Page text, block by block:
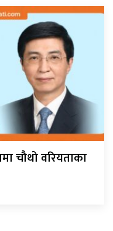
चौथो वरियताका